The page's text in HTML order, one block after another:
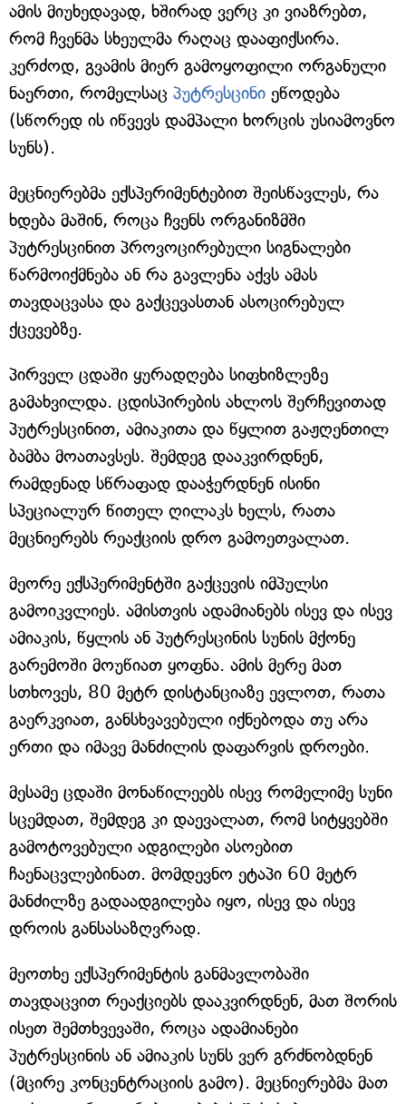
ამის მიუხედავად, ხშირად ვერც კი ვიაზრებთ,
რომ ჩვენმა სხეულმა რაღაც დააფიქსირა.
კერძოდ, გვამის მიერ გამოყოფილი ორგანული
ნაერთი, რომელსაც პუტრესცინი ეწოდება
(სწორედ ის იწვევს დამპალი ხორცის უსიამოვნო
სუნს).
მეცნიერებმა ექსპერიმენტებით შეისწავლეს, რა
ხდება მაშინ, როცა ჩვენს ორგანიზმში
პუტრესცინით პროვოცირებული სიგნალები
წარმოიქმნება ან რა გავლენა აქვს ამას
თავდაცვასა და გაქცევასთან ასოცირებულ
ქცევებზე.
პირველ ცდაში ყურადღება სიფხიზლეზე
გამახვილდა. ცდისპირების ახლოს შერჩევითად
პუტრესცინით, ამიაკითა და წყლით გაჟღენთილ
ბამბა მოათავსეს. შემდეგ დააკვირდნენ,
რამდენად სწრაფად დააჭერდნენ ისინი
სპეციალურ წითელ ღილაკს ხელს, რათა
მეცნიერებს რეაქციის დრო გამოეთვალათ.
მეორე ექსპერიმენტში გაქცევის იმპულსი
გამოიკვლიეს. ამისთვის ადამიანებს ისევ და ისევ
ამიაკის, წყლის ან პუტრესცინის სუნის მქონე
გარემოში მოუწიათ ყოფნა. ამის მერე მათ
სთხოვეს, 80 მეტრ დისტანციაზე ევლოთ, რათა
გაერკვიათ, განსხვავებული იქნებოდა თუ არა
ერთი და იმავე მანძილის დაფარვის დროები.
მესამე ცდაში მონაწილეებს ისევ რომელიმე სუნი
სცემდათ, შემდეგ კი დაევალათ, რომ სიტყვებში
გამოტოვებული ადგილები ასოებით
ჩაენაცვლებინათ. მომდევნო ეტაპი 60 მეტრ
მანძილზე გადაადგილება იყო, ისევ და ისევ
დროის განსასაზღვრად.
მეოთხე ექსპერიმენტის განმავლობაში
თავდაცვით რეაქციებს დააკვირდნენ, მათ შორის
ისეთ შემთხვევაში, როცა ადამიანები
პუტრესცინის ან ამიაკის სუნს ვერ გრძნობდნენ
(მცირე კონცენტრაციის გამო). მეცნიერებმა მათ